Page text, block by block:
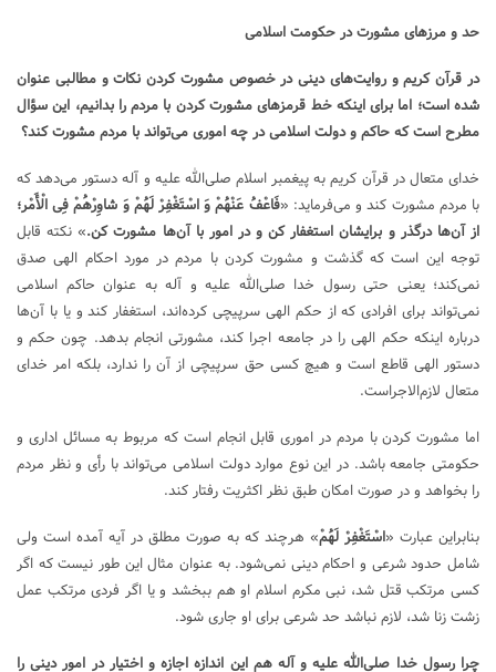
حد و مرزهای مشورت در حکومت اسلامی
در قرآن کریم و روایت‌های دینی در خصوص مشورت کردن نکات و مطالبی عنوان
شده است؛ اما برای اینکه خط قرمزهای مشورت کردن با مردم را بدانیم، این سؤال
مطرح است که حاکم و دولت اسلامی در چه اموری می‌تواند با مردم مشورت کند؟
خدای متعال در قرآن کریم به پیغمبر اسلام صلی‌الله علیه و آله دستور می‌دهد که
با مردم مشورت کند و می‌فرماید: «فَاعْفُ عَنْهُمْ وَ اسْتَغْفِرْ لَهُمْ وَ شاوِرْهُمْ فِی الْأَمْر؛
از آن‌ها درگذر و برایشان استغفار کن و در امور با آن‌ها مشورت کن.» نکته قابل
توجه این است که گذشت و مشورت کردن با مردم در مورد احکام الهی صدق
نمی‌کند؛ یعنی حتی رسول خدا صلی‌الله علیه و آله به عنوان حاکم اسلامی
نمی‌تواند برای افرادی که از حکم الهی سرپیچی کرده‌اند، استغفار کند و یا با آن‌ها
درباره اینکه حکم الهی را در جامعه اجرا کند، مشورتی انجام بدهد. چون حکم و
دستور الهی قاطع است و هیچ کسی حق سرپیچی از آن را ندارد، بلکه امر خدای
متعال لازم‌الاجراست.
اما مشورت کردن با مردم در اموری قابل انجام است که مربوط به مسائل اداری و
حکومتی جامعه باشد. در این نوع موارد دولت اسلامی می‌تواند با رأی و نظر مردم
را بخواهد و در صورت امکان طبق نظر اکثریت رفتار کند.
بنابراین عبارت «اسْتَغْفِرْ لَهُمْ» هرچند که به صورت مطلق در آیه آمده است ولی
شامل حدود شرعی و احکام دینی نمی‌شود. به عنوان مثال این طور نیست که اگر
کسی مرتکب قتل شد، نبی مکرم اسلام او هم ببخشد و یا اگر فردی مرتکب عمل
زشت زنا شد، لازم نباشد حد شرعی برای او جاری شود.
چرا رسول خدا صلی‌الله علیه و آله هم این اندازه اجازه و اختیار در امور دینی را